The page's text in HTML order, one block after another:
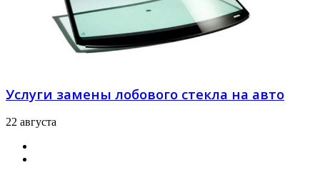
Услуги замены лобового стекла на авто
22 августа